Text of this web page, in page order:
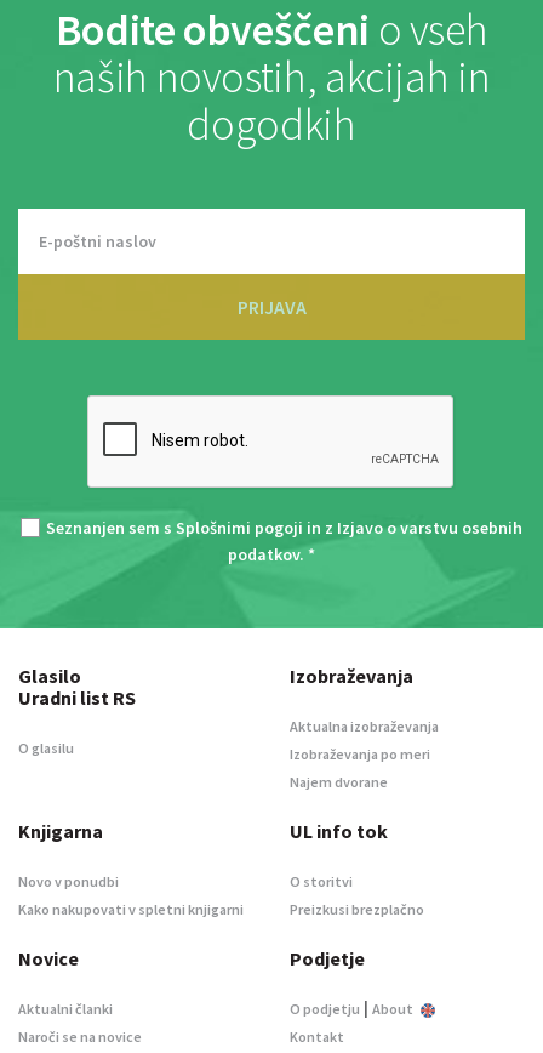
Bodite obveščeni o vseh
naših novostih, akcijah in
dogodkih
PRIJAVA
Seznanjen sem s Splošnimi pogoji in z Izjavo o varstvu osebnih
podatkov. *
Glasilo
Uradni list RS
O glasilu
Izobraževanja
Aktualna izobraževanja
Izobraževanja po meri
Najem dvorane
Knjigarna
Novo v ponudbi
Kako nakupovati v spletni knjigarni
UL info tok
O storitvi
Preizkusi brezplačno
Novice
Aktualni članki
Naroči se na novice
Podjetje
O podjetju | About
Kontakt